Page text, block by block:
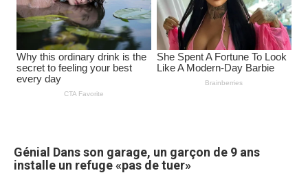
Génial Dans son garage, un garçon de 9 ans
installe un refuge «pas de tuer»